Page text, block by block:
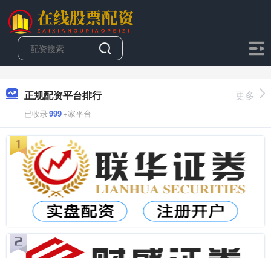
正规配资平台排行
已收录999+家平台
更多